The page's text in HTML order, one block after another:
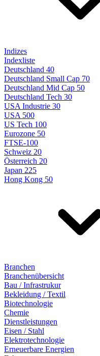
Indizes
Indexliste
Deutschland 40
Deutschland Small Cap 70
Deutschland Mid Cap 50
Deutschland Tech 30
USA Industrie 30
USA 500
US Tech 100
Eurozone 50
FTSE-100
Schweiz 20
Österreich 20
Japan 225
Hong Kong 50
Branchen
Branchenübersicht
Bau / Infrastrukur
Bekleidung / Textil
Biotechnologie
Chemie
Dienstleistungen
Eisen / Stahl
Elektrotechnologie
Erneuerbare Energien